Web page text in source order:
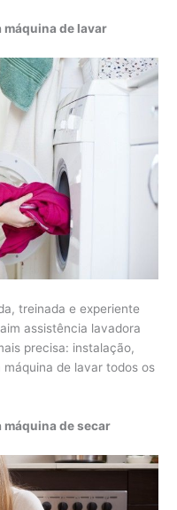
de lavar
treinada e experiente
assistência lavadora
precisa: instalação,
de lavar todos os
de secar